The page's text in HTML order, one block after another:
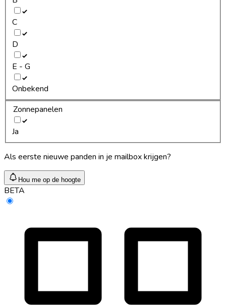
C
D
E - G
Onbekend
Zonnepanelen
Ja
Als eerste nieuwe panden in je mailbox krijgen?
Hou me op de hoogte
BETA